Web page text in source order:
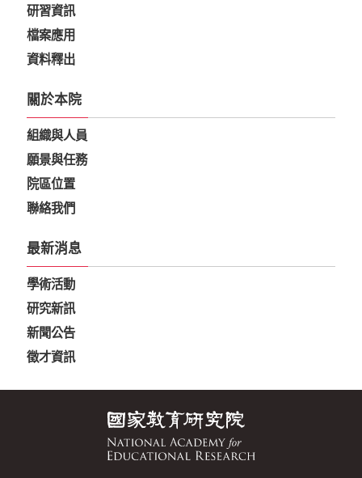
研習資訊
檔案應用
資料釋出
關於本院
組織與人員
願景與任務
院區位置
聯絡我們
最新消息
學術活動
研究新訊
新聞公告
徵才資訊